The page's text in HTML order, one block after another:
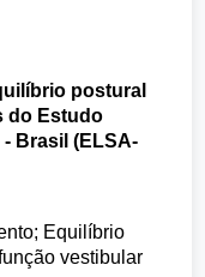
postural
do Estudo
Brasil (ELSA-
Equilíbrio
vestibular